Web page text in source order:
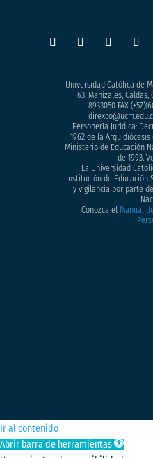
Universidad Católica de
– 63. Manizales, Caldas,
8933050FAX
Personería Jurídica:
1962 de la
Ministerio de Educación
de 1993.
La Universidad
Institución de Educación
y vigilancia por parte
Conozca elManual
Ir al contenido
Abrir barra de herramientas